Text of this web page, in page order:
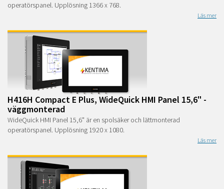
operatörspanel. Upplösning 1366 x 768.
Läs mer
H416H Compact E Plus, WideQuick HMI Panel 15,6" -
väggmonterad
WideQuick HMI Panel 15,6" är en spolsäker och lättmonterad
operatörspanel. Upplösning 1920 x 1080.
Läs mer